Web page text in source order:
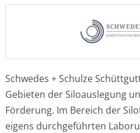
Schwedes + Schulze
Gebieten der Siloauslegung
Förderung. Im Bereich der
eigens durchgeführten